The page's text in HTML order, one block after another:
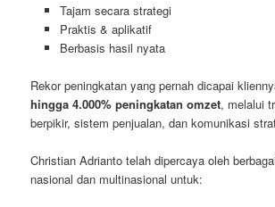
Tajam secara strategi
Praktis & aplikatif
Berbasis hasil nyata
Rekor peningkatan yang pernah dicapai
hingga 4.000% peningkatan omzet, melalui
berpikir, sistem penjualan, dan komunikasi
Christian Adrianto telah dipercaya oleh
nasional dan multinasional untuk: